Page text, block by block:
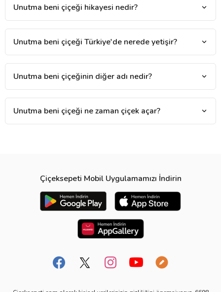
Unutma beni çiçeği hikayesi nedir?
Unutma beni çiçeği Türkiye'de nerede yetişir?
Unutma beni çiçeğinin diğer adı nedir?
Unutma beni çiçeği ne zaman çiçek açar?
Çiçeksepeti Mobil Uygulamamızı İndirin